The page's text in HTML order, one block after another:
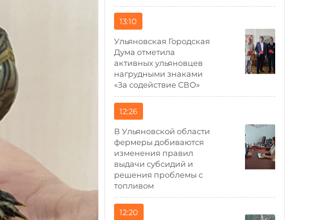
13:10
Ульяновская Городская
Дума отметила
активных ульяновцев
нагрудными знаками
«За содействие СВО»
12:26
В Ульяновской области
фермеры добиваются
изменения правил
выдачи субсидий и
решения проблемы с
топливом
12:20